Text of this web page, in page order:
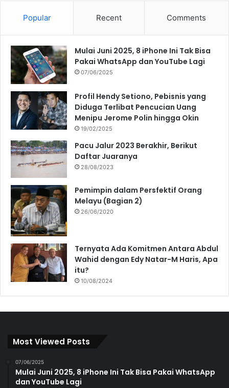
Popular Recent Comments
Mulai Juni 2025, 8 iPhone Ini Tak Bisa
Pakai WhatsApp dan YouTube Lagi
07/06/2025
Profil Hendy Setiono, Pebisnis yang
Diduga Terlibat Pencucian Uang
Menipu Jerome Polin hingga Okin
19/02/2025
Pacu Jalur 2023 Berakhir, Berikut
Daftar Juaranya
28/08/2023
Pemimpin dalam Persfektif Orang
Melayu (Bagian 2)
26/06/2020
Ternyata Ada Komitmen Antara Abdul
Wahid dengan Edy Natar-M Haris, Apa
itu?
10/08/2024
Most Viewed Posts
07/06/2025
Mulai Juni 2025, 8 iPhone Ini Tak Bisa Pakai WhatsApp
dan YouTube Lagi